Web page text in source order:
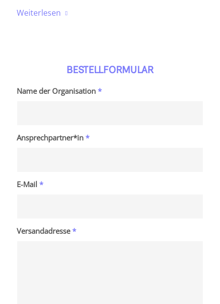
Weiterlesen
BESTELLFORMULAR
Name der Organisation *
Ansprechpartner*in *
E-Mail *
Versandadresse*